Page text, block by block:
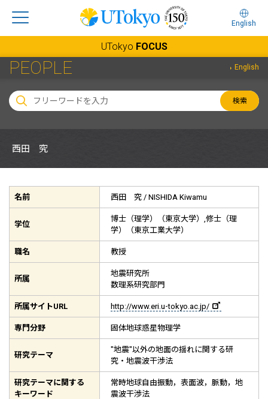
English
UTokyo FOCUS
PEOPLE English
検索
西田 究
名前 西田 究 / NISHIDA Kiwamu
学位
博士（理学）（東京大学）,修士（理
学）（東京工業大学）
職名 教授
所属
地震研究所
数理系研究部門
所属サイトURL http://www.eri.u-tokyo.ac.jp/
専門分野 固体地球惑星物理学
研究テーマ
"地震"以外の地面の揺れに関する研
究・地震波干渉法
研究テーマに関する
キーワード
常時地球自由振動，表面波，脈動，地
震波干渉法